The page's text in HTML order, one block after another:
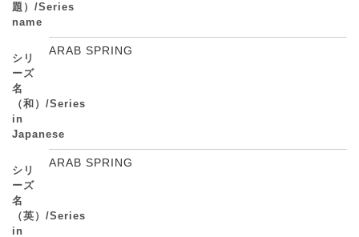
題）/Series
name
シリ
ーズ
名
（和）/Series
in
Japanese
ARAB SPRING
シリ
ーズ
名
（英）/Series
in
ARAB SPRING